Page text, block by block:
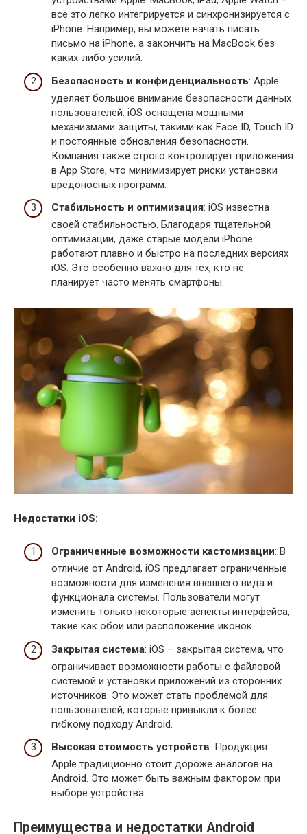
всё это легко интегрируется и синхронизируется с
iPhone. Например, вы можете начать писать
письмо на iPhone, а закончить на MacBook без
каких-либо усилий.
Безопасность и конфиденциальность: Apple
уделяет большое внимание безопасности данных
пользователей. iOS оснащена мощными
механизмами защиты, такими как Face ID, Touch ID
и постоянные обновления безопасности.
Компания также строго контролирует приложения
в App Store, что минимизирует риски установки
вредоносных программ.
Стабильность и оптимизация: iOS известна
своей стабильностью. Благодаря тщательной
оптимизации, даже старые модели iPhone
работают плавно и быстро на последних версиях
iOS. Это особенно важно для тех, кто не
планирует часто менять смартфоны.
Недостатки iOS:
Ограниченные возможности кастомизации: В
отличие от Android, iOS предлагает ограниченные
возможности для изменения внешнего вида и
функционала системы. Пользователи могут
изменить только некоторые аспекты интерфейса,
такие как обои или расположение иконок.
Закрытая система: iOS – закрытая система, что
ограничивает возможности работы с файловой
системой и установки приложений из сторонних
источников. Это может стать проблемой для
пользователей, которые привыкли к более
гибкому подходу Android.
Высокая стоимость устройств: Продукция
Apple традиционно стоит дороже аналогов на
Android. Это может быть важным фактором при
выборе устройства.
Преимущества и недостатки Android